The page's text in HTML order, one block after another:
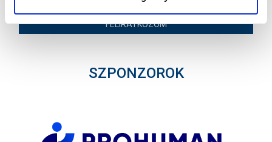
FELIRATKOZOM
SZPONZOROK